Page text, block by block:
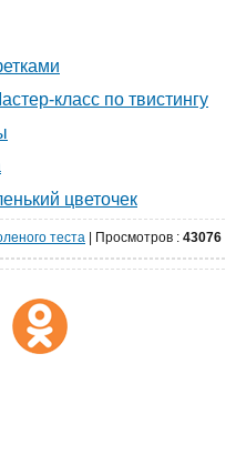
класс по твистингу
цветочек
теста Просмотров : 43076